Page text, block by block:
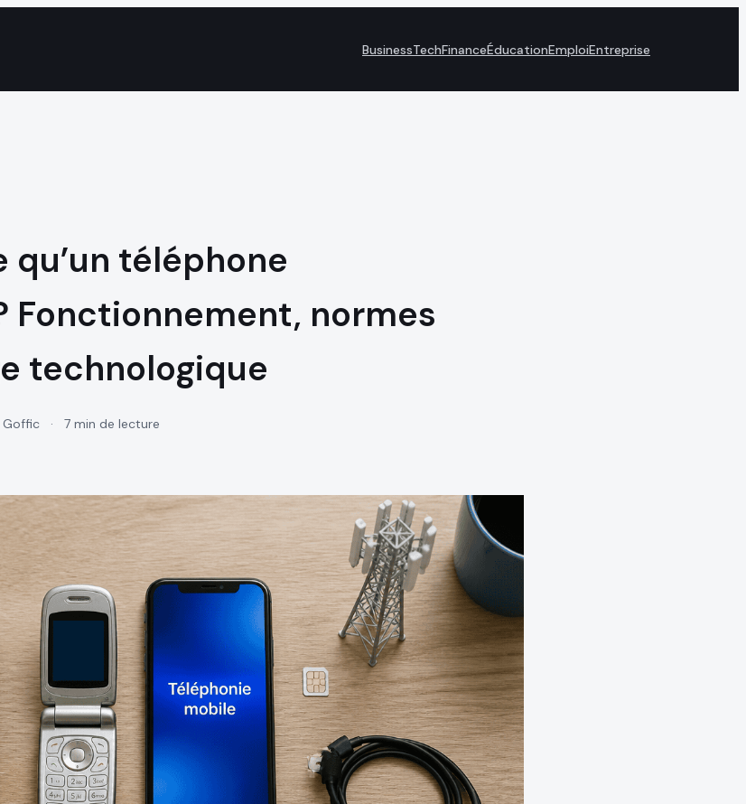
BusinessTechFinanceÉducationEmploiEntreprise
qu’un téléphone
Fonctionnement, normes
technologique
Goffic · 7 min de lecture